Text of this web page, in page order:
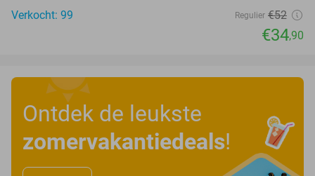
Verkocht: 99
Regulier €52
€34,90
Ontdek de leukste
zomervakantiedeals!